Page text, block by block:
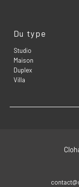
Du type
Studio
Maison
Duplex
Villa